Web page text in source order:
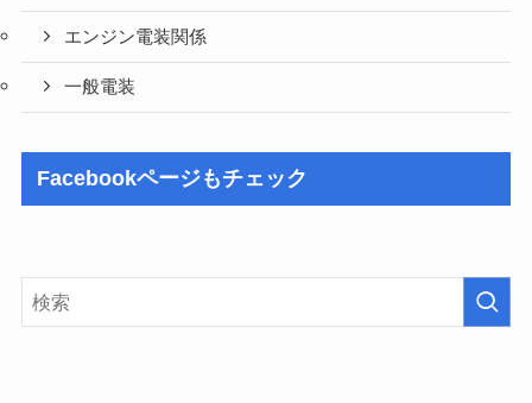
エンジン電装関係
一般電装
Facebookページもチェック